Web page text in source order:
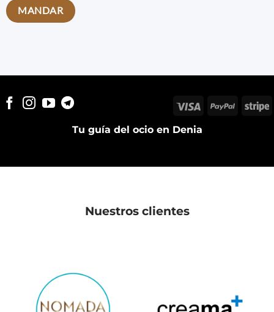
Tu guía del ocio en Denia
Visa PayPal
Nuestros clientes